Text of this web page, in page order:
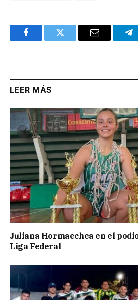
FacebookTwitter Email
LEER MÁS
Juliana Hormaechea en el
Liga Federal